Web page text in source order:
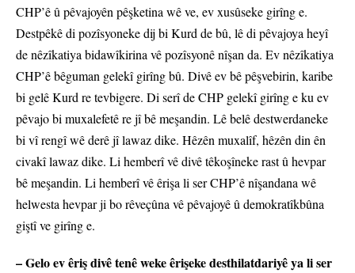
CHP’ê û pêvajoyên pêşketina wê ve, ev xusûseke girîng e.
Destpêkê di pozîsyoneke dij bi Kurd de bû, lê di pêvajoya heyî
de nêzîkatiya bidawîkirina vê pozîsyonê nîşan da. Ev nêzîkatiya
CHP’ê bêguman gelekî girîng bû. Divê ev bê pêşvebirin, karibe
bi gelê Kurd re tevbigere. Di serî de CHP gelekî girîng e ku ev
pêvajo bi muxalefetê re jî bê meşandin. Lê belê destwerdaneke
bi vî rengî wê derê jî lawaz dike. Hêzên muxalîf, hêzên din ên
civakî lawaz dike. Li hemberî vê divê têkoşîneke rast û hevpar
bê meşandin. Li hemberî vê êrişa li ser CHP’ê nîşandana wê
helwesta hevpar ji bo rêveçûna vê pêvajoyê û demokratîkbûna
giştî ve girîng e.
– Gelo ev êriş divê tenê weke êrişeke desthilatdariyê ya li ser